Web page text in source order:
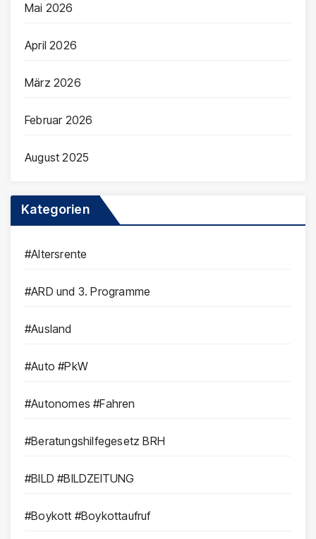
Mai 2026
April 2026
März 2026
Februar 2026
August 2025
Kategorien
#Altersrente
#ARD und 3. Programme
#Ausland
#Auto #PkW
#Autonomes #Fahren
#Beratungshilfegesetz BRH
#BILD #BILDZEITUNG
#Boykott #Boykottaufruf